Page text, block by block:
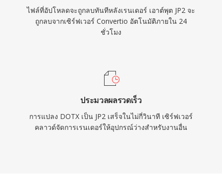
ไฟล์ที่อัปโหลดจะถูกลบทันทีหลังเรนเดอร์ เอาต์พุต JP2 จะ
ถูกลบจากเซิร์ฟเวอร์ Convertio อัตโนมัติภายใน 24
ชั่วโมง
ประมวลผลรวดเร็ว
การแปลง DOTX เป็น JP2 เสร็จในไม่กี่วินาที เซิร์ฟเวอร์
คลาวด์จัดการเรนเดอร์ให้อุปกรณ์ว่างสำหรับงานอื่น